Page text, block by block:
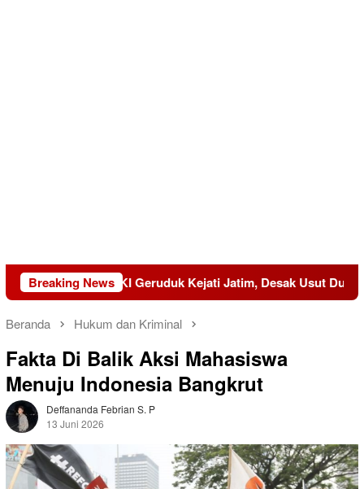
Breaking News
KEMAKI Geruduk Kejati Jatim, Desak Usut Dugaan Mark-
Beranda Hukum dan Kriminal
Fakta Di Balik Aksi Mahasiswa
Menuju Indonesia Bangkrut
Deffananda Febrian S. P
13 Juni 2026